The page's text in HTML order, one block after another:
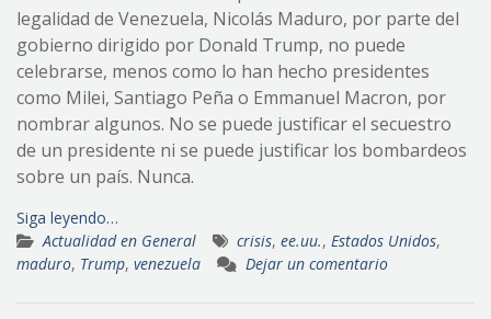
legalidad de Venezuela, Nicolás Maduro, por parte del
gobierno dirigido por Donald Trump, no puede
celebrarse, menos como lo han hecho presidentes
como Milei, Santiago Peña o Emmanuel Macron, por
nombrar algunos. No se puede justificar el secuestro
de un presidente ni se puede justificar los bombardeos
sobre un país. Nunca.
Siga leyendo…
Actualidad en General
crisis, ee.uu., Estados Unidos,
maduro, Trump, venezuela Dejar un comentario